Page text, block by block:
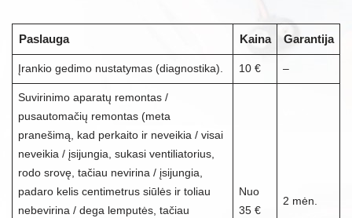
Paslauga Kaina Garantija
Įrankio gedimo nustatymas (diagnostika). 10 € –
Suvirinimo aparatų remontas /
pusautomačių remontas (meta
pranešimą, kad perkaito ir neveikia / visai
neveikia / įsijungia, sukasi ventiliatorius,
rodo srovę, tačiau nevirina / įsijungia,
padaro kelis centimetrus siūlės ir toliau
nebevirina / dega lemputės, tačiau
Nuo
35 €
2 mėn.